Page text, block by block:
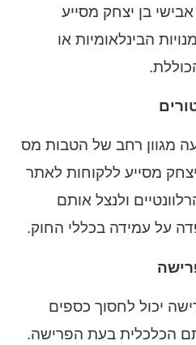
בן יצחק מסייע
הבינלאומיות או
מגוון רחב של הטבות מס
מסייע ללקוחות לאתר
ולנצל אותם
על עמידה בכללי החוק.
יכול לחסוך כספים
הכלכלית בעת הפרישה.